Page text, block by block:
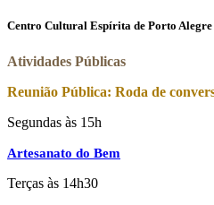
Centro Cultural Espírita de Porto Alegre
Atividades Públicas
Reunião Pública: Roda de
Segundas às 15h
Artesanato do Bem
Terças às 14h30